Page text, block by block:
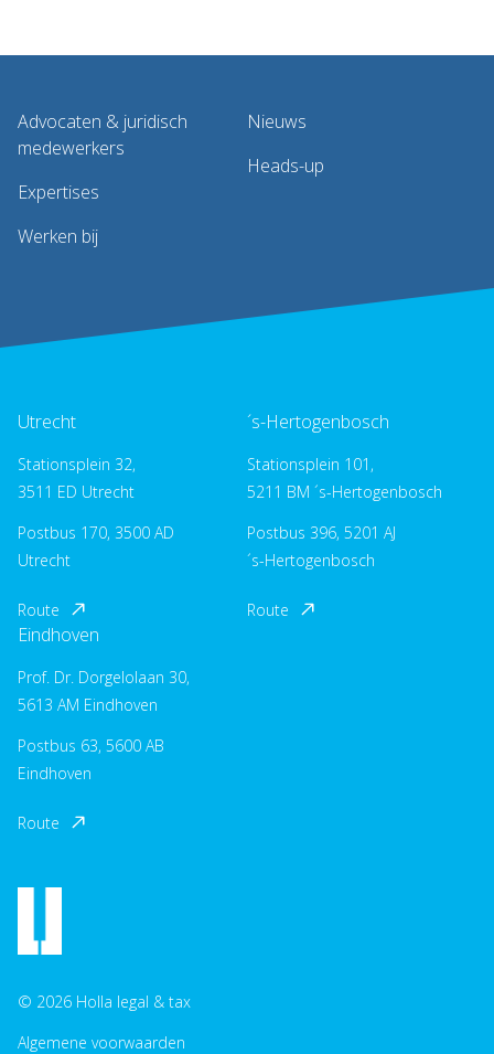
Advocaten & juridisch
medewerkers
Expertises
Werken bij
Nieuws
Heads-up
Utrecht
Stationsplein 32,
3511 ED Utrecht
Postbus 170, 3500 AD
Utrecht
Route
´s-Hertogenbosch
Stationsplein 101,
5211 BM ´s-Hertogenbosch
Postbus 396, 5201 AJ
´s-Hertogenbosch
Route
Eindhoven
Prof. Dr. Dorgelolaan 30,
5613 AM Eindhoven
Postbus 63, 5600 AB
Eindhoven
Route
© 2026 Holla legal & tax
Algemene voorwaarden